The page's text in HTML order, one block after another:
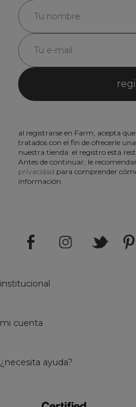
al registrarse en Farm, acepta
tratados con el fin de ofrecerle
nuestra tienda. el registro está
Antes de continuar, le
privacidad para comprender
información.
institucional
mi cuenta
¿necesita ayuda?